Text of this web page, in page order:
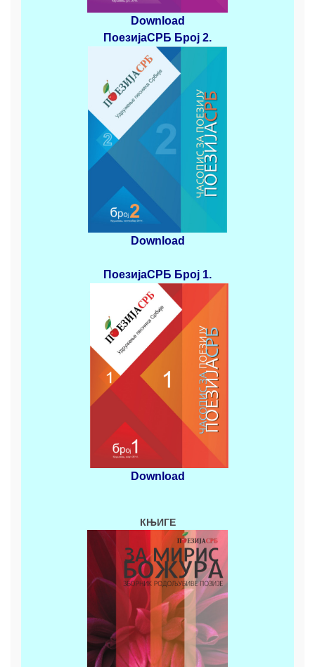
Download
ПоезијаСРБ Број 2.
Download
ПоезијаСРБ Број 1.
Download
КЊИГЕ